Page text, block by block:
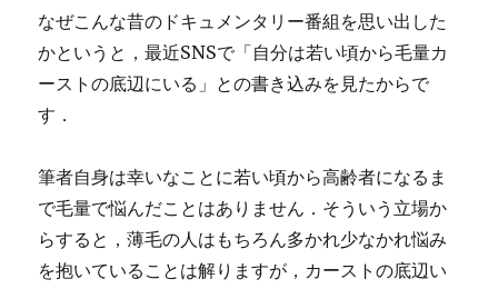
なぜこんな昔のドキュメンタリー番組を思い出した
かというと，最近SNSで「自分は若い頃から毛量カ
ーストの底辺にいる」との書き込みを見たからで
す．
筆者自身は幸いなことに若い頃から高齢者になるま
で毛量で悩んだことはありません．そういう立場か
らすると，薄毛の人はもちろん多かれ少なかれ悩み
を抱いていることは解りますが，カーストの底辺い